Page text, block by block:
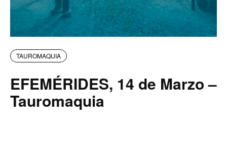
TAUROMAQUIA
EFEMÉRIDES, 14 de Marzo –
Tauromaquia